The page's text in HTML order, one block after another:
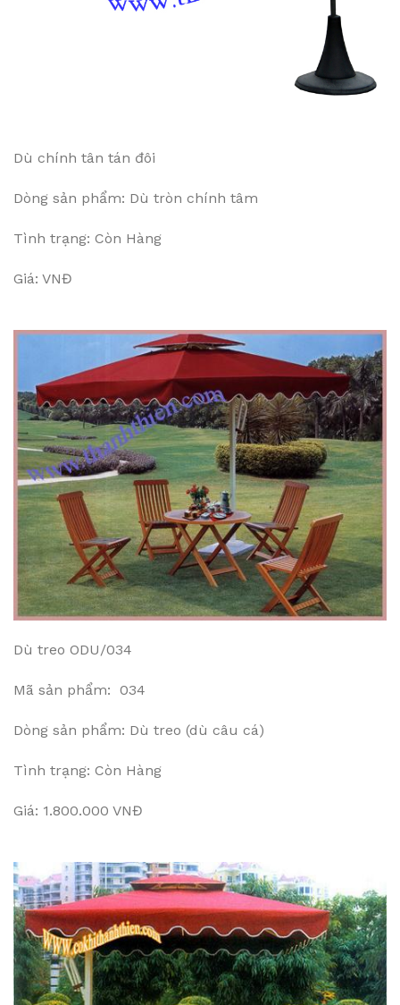
Dù chính tân tán đôi
Dòng sản phẩm: Dù tròn chính tâm
Tình trạng: Còn Hàng
Giá: VNĐ
Dù treo ODU/034
Mã sản phẩm: 034
Dòng sản phẩm: Dù treo (dù câu cá)
Tình trạng: Còn Hàng
Giá: 1.800.000 VNĐ